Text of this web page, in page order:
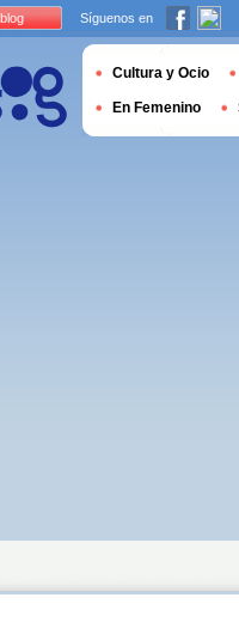
Síguenos en
Cultura y Ocio
En Femenino